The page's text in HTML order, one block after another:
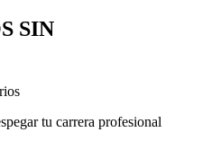
SIN
tu carrera profesional